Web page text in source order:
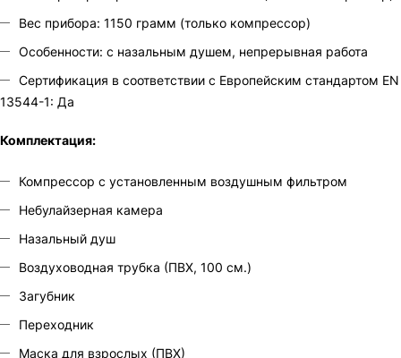
Вес прибора: 1150 грамм (только компрессор)
Особенности: с назальным душем, непрерывная работа
Сертификация в соответствии с Европейским стандартом EN
13544-1: Да
Комплектация:
Компрессор с установленным воздушным фильтром
Небулайзерная камера
Назальный душ
Воздуховодная трубка (ПВХ, 100 см.)
Загубник
Переходник
Маска для взрослых (ПВХ)